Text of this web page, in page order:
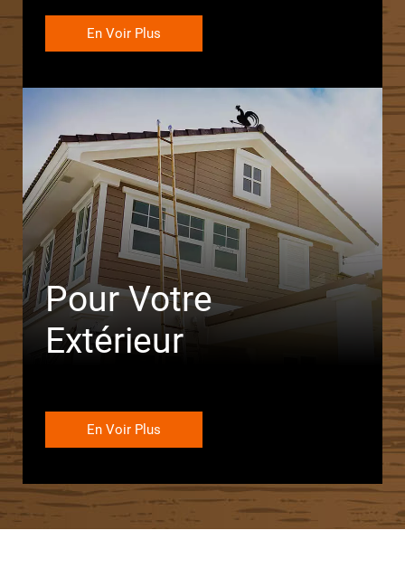
En Voir Plus
Pour Votre
Extérieur
En Voir Plus